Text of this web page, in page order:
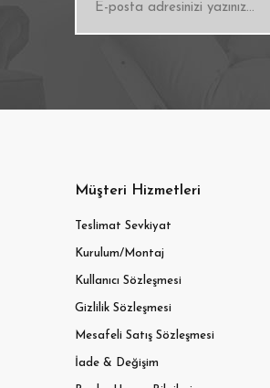
Müşteri Hizmetleri
Teslimat Sevkiyat
Kurulum/Montaj
Kullanıcı Sözleşmesi
Gizlilik Sözleşmesi
Mesafeli Satış Sözleşmesi
İade & Değişim